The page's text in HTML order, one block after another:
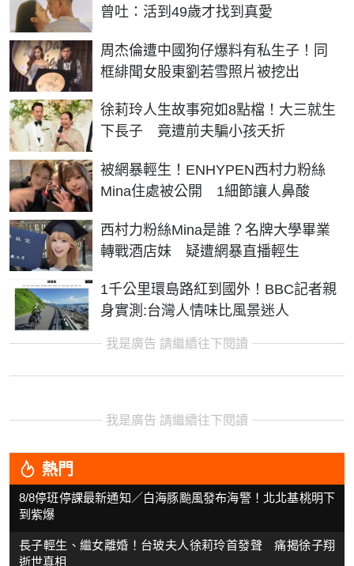
曾吐：活到49歲才找到真愛
周杰倫遭中國狗仔爆料有私生子！同
框緋聞女股東劉若雪照片被挖出
徐莉玲人生故事宛如8點檔！大三就生
下長子 竟遭前夫騙小孩夭折
被網暴輕生！ENHYPEN西村力粉絲
Mina住處被公開 1細節讓人鼻酸
西村力粉絲Mina是誰？名牌大學畢業
轉戰酒店妹 疑遭網暴直播輕生
1千公里環島路紅到國外！BBC記者親
身實測:台灣人情味比風景迷人
我是廣告 請繼續往下閱讀
我是廣告 請繼續往下閱讀
熱門
8/8停班停課最新通知／白海豚颱風發布海警！北北基桃明下
到紫爆
長子輕生、繼女離婚！台玻夫人徐莉玲首發聲 痛揭徐子翔
逝世真相